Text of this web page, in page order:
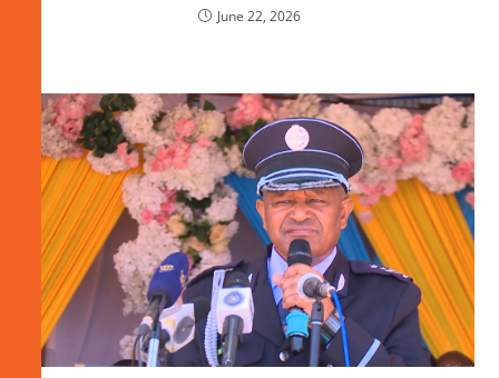
June 22, 2026